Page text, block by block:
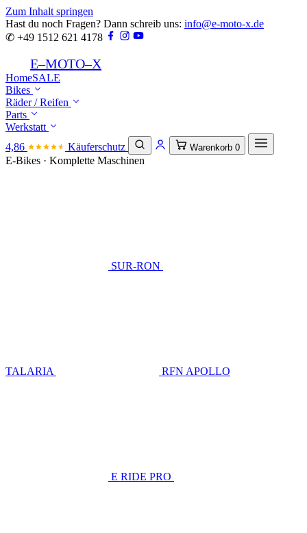
Zum Inhalt springen
Hast du noch Fragen? Dann schreib uns: info@e-moto-x.de
✆ +49 1512 621 4178
E–MOTO–X
HomeSALE
Bikes
Räder / Reifen
Parts
Werkstatt
4,86
Käuferschutz Warenkorb 0
E-Bikes · Komplette Maschinen
SUR-RON
TALARIA RFN APOLLO
E RIDE PRO